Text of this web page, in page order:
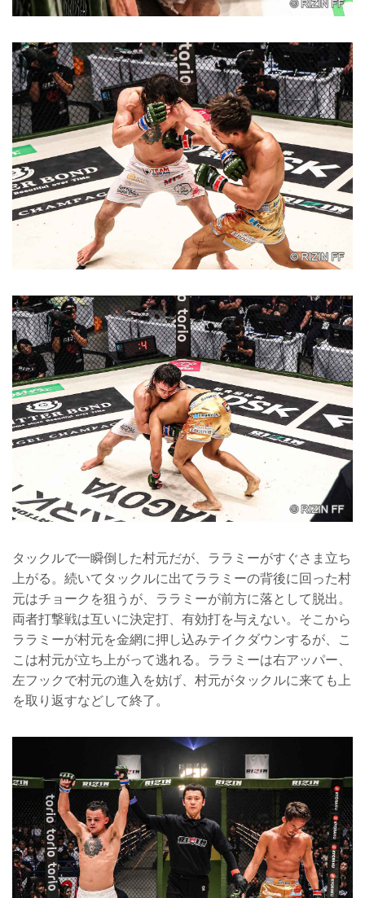
タックルで一瞬倒した村元だが、ララミーがすぐさま立ち
上がる。続いてタックルに出てララミーの背後に回った村
元はチョークを狙うが、ララミーが前方に落として脱出。
両者打撃戦は互いに決定打、有効打を与えない。そこから
ララミーが村元を金網に押し込みテイクダウンするが、こ
こは村元が立ち上がって逃れる。ララミーは右アッパー、
左フックで村元の進入を妨げ、村元がタックルに来ても上
を取り返すなどして終了。